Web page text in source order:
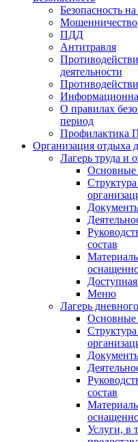
Безопасность
Мошенничество
ПДД
Антитравля
деятельности
О правилах
период
Профилактика
Организация отдыха
Лагерь труда и
Основные
состав
Меню
Лагерь
Основные
состав
Услуги, в